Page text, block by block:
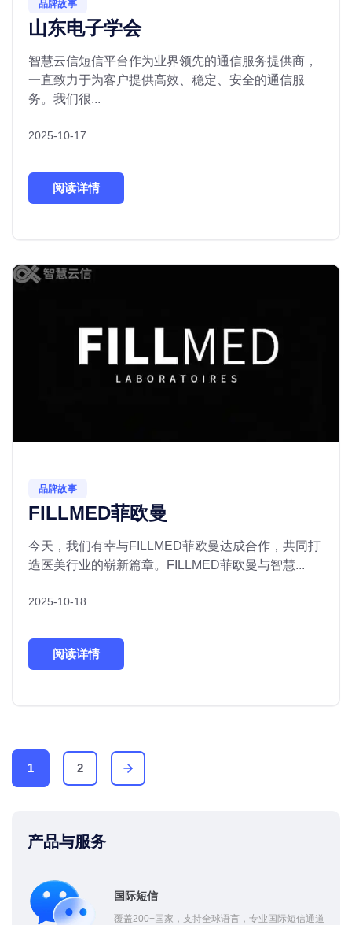
品牌故事
山东电子学会
智慧云信短信平台作为业界领先的通信服务提供商，
一直致力于为客户提供高效、稳定、安全的通信服
务。我们很...
2025-10-17
阅读详情
品牌故事
FILLMED菲欧曼
今天，我们有幸与FILLMED菲欧曼达成合作，共同打
造医美行业的崭新篇章。FILLMED菲欧曼与智慧...
2025-10-18
阅读详情
1 2
产品与服务
国际短信
覆盖200+国家，支持全球语言，专业国际短信通道